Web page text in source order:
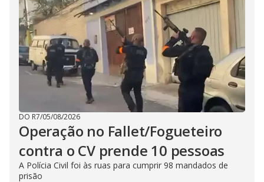
DO R7/05/08/2026
Operação no Fallet/Fogueteiro
contra o CV prende 10 pessoas
A Polícia Civil foi às ruas para cumprir 98 mandados de
prisão